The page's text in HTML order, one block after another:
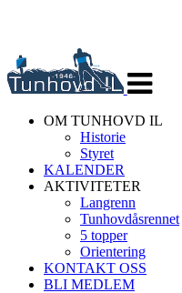
navigasjon
OM TUNHOVD IL
Historie
Styret
KALENDER
AKTIVITETER
Langrenn
Tunhovdåsrennet
5 topper
Orientering
KONTAKT OSS
BLI MEDLEM